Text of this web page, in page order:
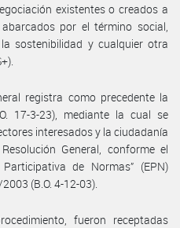
existentes o creados a
por el término social,
sostenibilidad y cualquier otra
registra como precedente la
17-3-23), mediante la cual se
interesados y la ciudadanía
General, conforme el
de Normas” (EPN)
(B.O. 4-12-03).
fueron receptadas